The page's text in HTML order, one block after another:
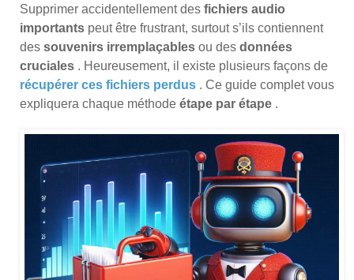
Supprimer accidentellement des fichiers audio
importants peut être frustrant, surtout s’ils contiennent
des souvenirs irremplaçables ou des données
cruciales . Heureusement, il existe plusieurs façons de
récupérer ces fichiers perdus . Ce guide complet vous
expliquera chaque méthode étape par étape .